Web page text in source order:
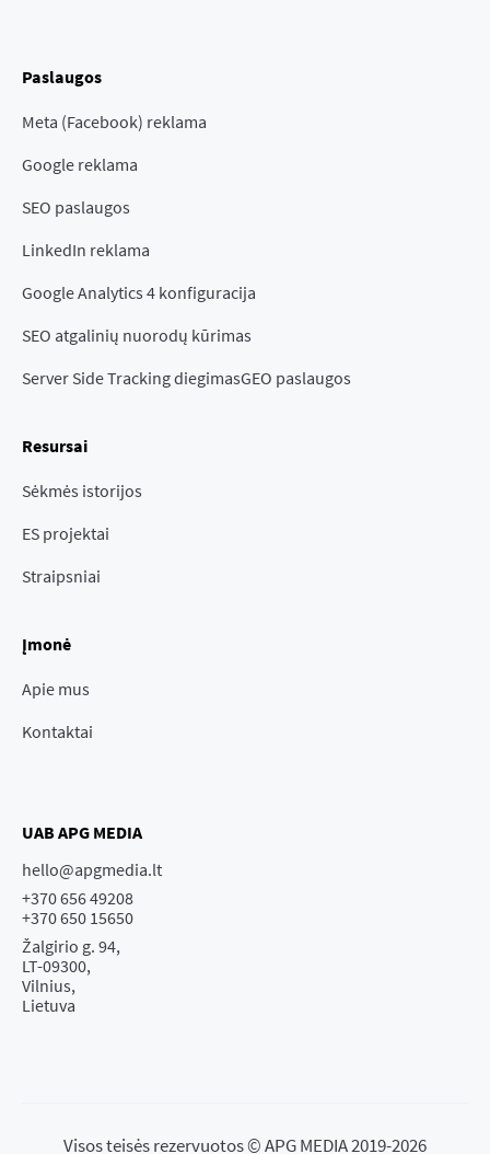
Paslaugos
Meta (Facebook) reklama
Google reklama
SEO paslaugos
LinkedIn reklama
Google Analytics 4 konfiguracija
SEO atgalinių nuorodų kūrimas
Server Side Tracking diegimasGEO paslaugos
Resursai
Sėkmės istorijos
ES projektai
Straipsniai
Įmonė
Apie mus
Kontaktai
UAB APG MEDIA
hello@apgmedia.lt
+370 656 49208
+370 650 15650
Žalgirio g. 94,
LT-09300,
Vilnius,
Lietuva
Visos teisės rezervuotos © APG MEDIA 2019-2026